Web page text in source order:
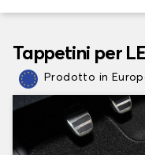
Tappetini per
Prodotto in